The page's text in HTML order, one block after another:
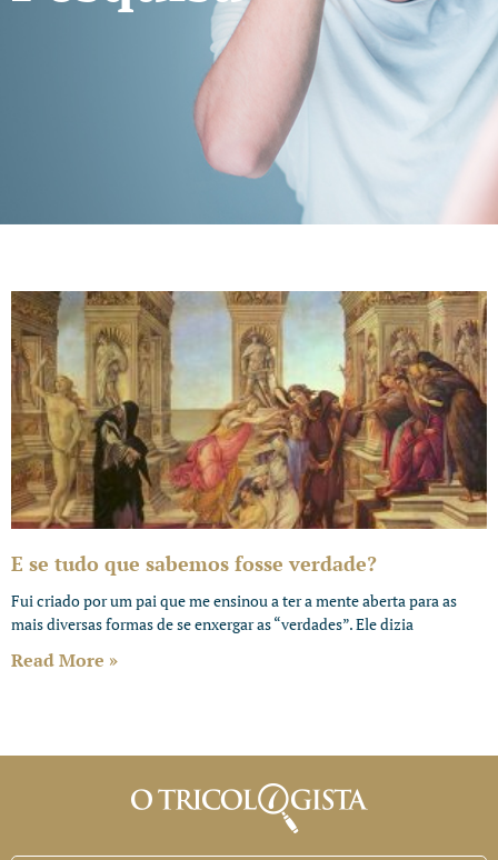
E se tudo que sabemos fosse verdade?
Fui criado por um pai que me ensinou a ter a mente aberta para as
mais diversas formas de se enxergar as “verdades”. Ele dizia
Read More »